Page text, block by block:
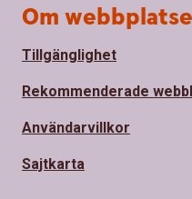
Om
Tillgänglighet
Rekommenderade
Användarvillkor
Sajtkarta